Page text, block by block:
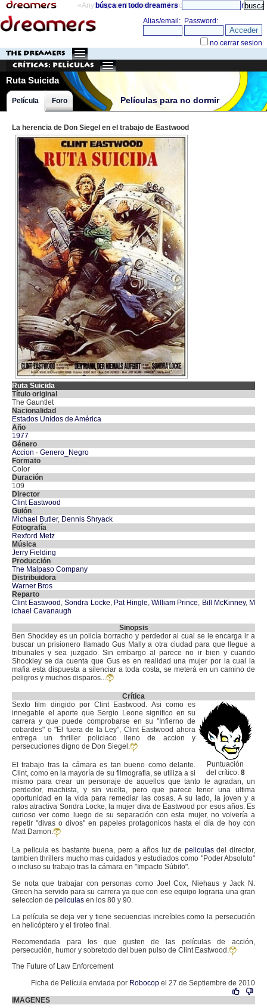
«Anything can happen and it probably will» directorio
búsca en todo dreamers
THE DREAMERS
Críticas: Películas
Ruta Suicida
Películas para no dormir
Película Foro
La herencia de Don Siegel en el trabajo de Eastwood
Ruta Suicida
Título original
The Gauntlet
Nacionalidad
Estados Unidos de América
Año
1977
Género
Accion · Genero_Negro
Formato
Color
Duración
109
Director
Clint Eastwood
Guión
Michael Butler, Dennis Shryack
Fotografía
Rexford Metz
Música
Jerry Fielding
Producción
The Malpaso Company
Distribuidora
Warner Bros
Reparto
Clint Eastwood,Sondra Locke, Pat Hingle,William Prince, Bill McKinney, M
ichael Cavanaugh
Sinopsis
Ben Shockley es un policía borracho y perdedor al cual se le encarga ir a
buscar un prisionero llamado Gus Mally a otra ciudad para que llegue a
tribunales y sea juzgado. Sin embargo al parece no ir bien y cuando
Shockley se da cuenta que Gus es en realidad una mujer por la cual la
mafia esta dispuesta a silenciar a toda costa, se meterá en un camino de
peligros y muchos disparos...
Crítica
Puntuación
del crítico: 8
Sexto film dirigido por Clint Eastwood. Asi como es
innegable el aporte que Sergio Leone significo en su
carrera y que puede comprobarse en su "Infierno de
cobardes" o "El fuera de la Ley", Clint Eastwood ahora
entrega un thriller policiaco lleno de accion y
persecuciones digno de Don Siegel.
El trabajo tras la cámara es tan bueno como delante.
Clint, como en la mayoría de su filmografia, se utiliza a si
mismo para crear un personaje de aquellos que tanto le agradan, un
perdedor, machista, y sin vuelta, pero que parece tener una ultima
oportunidad en la vida para remediar las cosas. A su lado, la joven y a
ratos atractiva Sondra Locke, la mujer diva de Eastwood por esos años. Es
curioso ver como luego de su separación con esta mujer, no volvería a
repetir "divas o divos" en papeles protagonicos hasta el día de hoy con
Matt Damon.
La pelicula es bastante buena, pero a años luz de peliculasdel director,
tambien thrillers mucho mas cuidados y estudiados como "Poder Absoluto"
o incluso su trabajo tras la cámara en "Impacto Súbito".
Se nota que trabajar con personas como Joel Cox, Niehaus y Jack N.
Green ha servido para su carrera ya que con ese equipo lograria una gran
seleccion de peliculas en los 80 y 90.
La película se deja ver y tiene secuencias increíbles como la persecución
en helicóptero y el tiroteo final.
Recomendada para los que gusten de las películas de acción,
persecución, humor y sobretodo del buen pulso de Clint Eastwood.
The Future of Law Enforcement
Ficha de Película enviada por Robocop el 27 de Septiembre de 2010
IMAGENES